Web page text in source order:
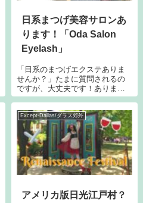
日系まつげ美容サロンあ
ります！「Oda Salon
Eyelash」
「日系のまつげエクステありま
せんか？」たまに質問されるの
ですが、大丈夫です！あります
よ～～～以前にもブログで紹介
で経営されていて、ご主人がヘ
アカット、奥様のなぎささんが
アイラッシュ（まつげエクステ
など）
Except-Dallas/ダラス郊外
アメリカ版日光江戸村？